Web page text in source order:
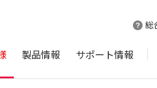
総
製品情報 サポート情報